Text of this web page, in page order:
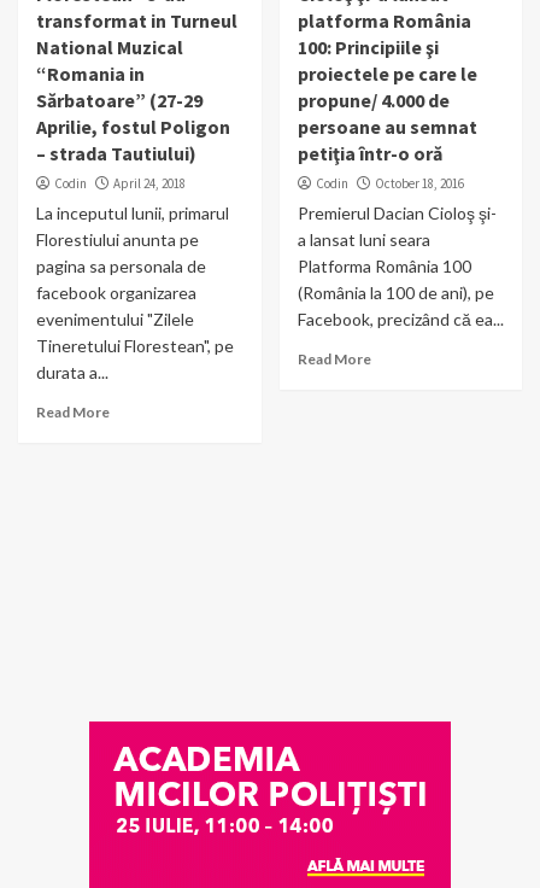
transformat in Turneul
National Muzical
“Romania in
Sărbatoare” (27-29
Aprilie, fostul Poligon
– strada Tautiului)
Codin April 24, 2018
La inceputul lunii, primarul
Florestiului anunta pe
pagina sa personala de
facebook organizarea
evenimentului "Zilele
Tineretului Florestean", pe
durata a...
Read More
platforma România
100: Principiile şi
proiectele pe care le
propune/ 4.000 de
persoane au semnat
petiţia într-o oră
Codin October 18, 2016
Premierul Dacian Cioloş şi-
a lansat luni seara
Platforma România 100
(România la 100 de ani), pe
Facebook, precizând că ea...
Read More